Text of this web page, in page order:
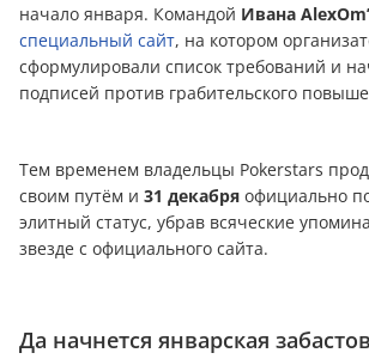
начало января. Командой Ивана
специальный сайт, на котором
сформулировали список требований и
подписей против грабительского
Тем временем владельцы Pokerstars
своим путём и 31 декабря официально
элитный статус, убрав всяческие
звезде с официального сайта.
Да начнется январская